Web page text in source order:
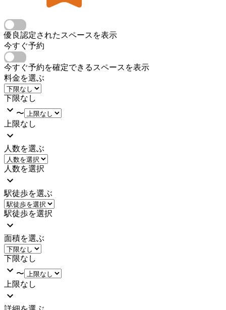
優良認定されたスペースを表示
今すぐ予約
今すぐ予約を確定できるスペースを表示
料金を選ぶ
下限なし
〜
上限なし
人数を選ぶ
人数を選択
駅徒歩を選ぶ
駅徒歩を選択
面積を選ぶ
下限なし
〜
上限なし